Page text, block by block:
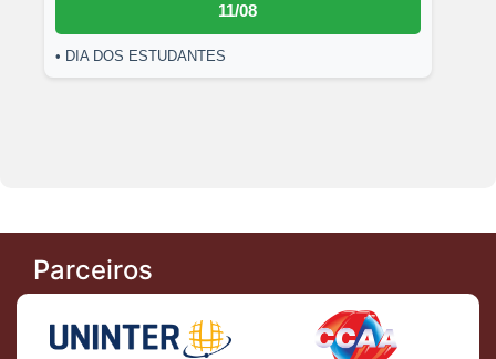
11/08
• DIA DOS ESTUDANTES
Parceiros